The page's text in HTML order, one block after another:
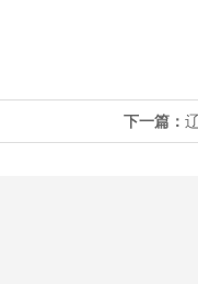
下一篇：